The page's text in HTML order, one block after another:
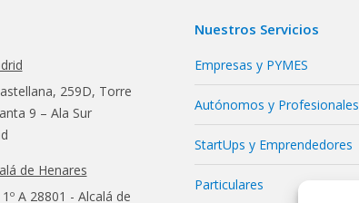
259D, Torre
9 – Ala Sur
de Henares
A 28801 - Alcalá de
Nuestros Servicios
Empresas y PYMES
Autónomos y Profesionales
StartUps y Emprendedores
Particulares